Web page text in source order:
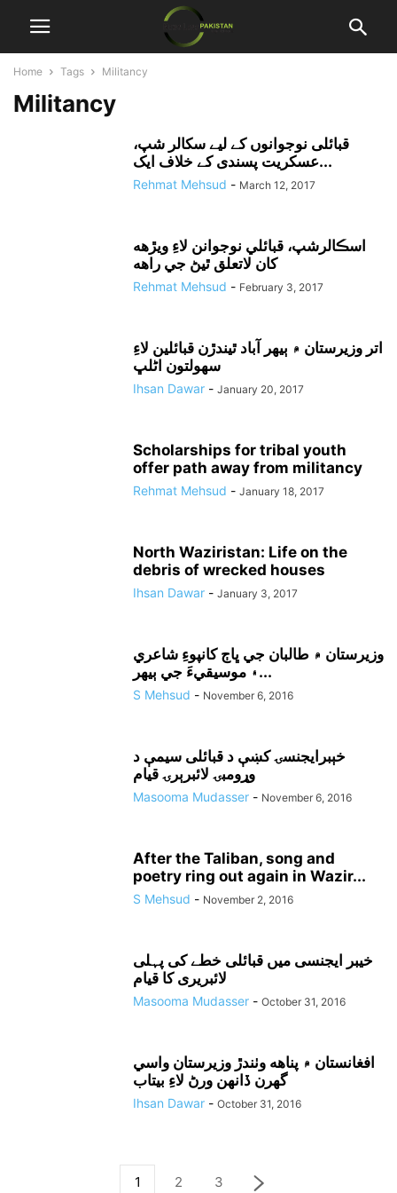
Home Tags Militancy
Militancy
قبائلی نوجوانوں کے لیے سکالر شپ،
عسکریت پسندی کے خلاف ایک...
Rehmat Mehsud - March 12, 2017
اسڪالرشپ، قبائلي نوجوانن لاءِ ويڙهه
کان لاتعلق ٿيڻ جي راهه
Rehmat Mehsud - February 3, 2017
اتر وزيرستان ۾ ٻيهر آباد ٿيندڙن قبائلين لاءِ
سهولتون اڻلڀ
Ihsan Dawar - January 20, 2017
Scholarships for tribal youth
offer path away from militancy
Rehmat Mehsud - January 18, 2017
North Waziristan: Life on the
debris of wrecked houses
Ihsan Dawar - January 3, 2017
وزيرستان ۾ طالبان جي ڀاڄ کانپوءِ شاعري
۽ موسيقيءَ جي ٻيهر...
S Mehsud - November 6, 2016
خېبرايجنسۍ کښې د قبائلى سيمې د
وړومبۍ لائبرېرۍ قيام
Masooma Mudasser - November 6, 2016
After the Taliban, song and
poetry ring out again in Wazir...
S Mehsud - November 2, 2016
خیبر ایجنسی میں قبائلی خطے کی پہلی
لائبریری کا قیام
Masooma Mudasser - October 31, 2016
افغانستان ۾ پناهه وٺندڙ وزيرستان واسي
گھرن ڏانهن ورڻ لاءِ بيتاب
Ihsan Dawar - October 31, 2016
1 2 3